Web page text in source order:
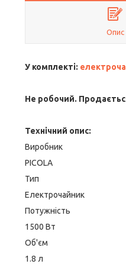
Опис
У комплекті:
Не робочий.
Технічний опис:
Виробник
PICOLA
Тип
Електрочайник
Потужність
1500 Вт
Об'єм
1.8 л